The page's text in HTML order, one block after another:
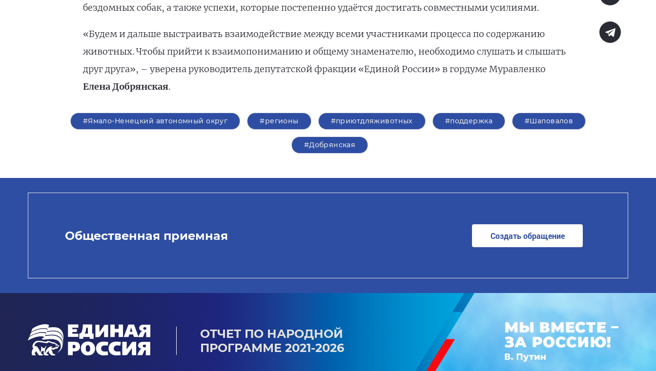
бездомных собак, а также успехи, которые постепенно удаётся достигать совместными усилиями.
«Будем и дальше выстраивать взаимодействие между всеми участниками процесса по содержанию
животных. Чтобы прийти к взаимопониманию и общему знаменателю, необходимо слушать и слышать
друг друга», – уверена руководитель депутатской фракции «Единой России» в гордуме Муравленко
Елена Добрянская.
#Ямало-Ненецкий автономный округ #регионы #приютдляживотных #поддержка #Шаповалов
#Добрянская
Общественная приемная Создать обращение
ОТЧЕТ ПО НАРОДНОЙ
ПРОГРАММЕ 2021-2026